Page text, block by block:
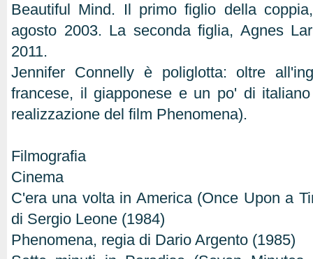
Beautiful Mind. Il primo figlio della
agosto 2003. La seconda figlia, Agnes
2011.
Jennifer Connelly è poliglotta: oltre
francese, il giapponese e un po' di
realizzazione del film Phenomena).
Filmografia
Cinema
C'era una volta in America (Once Upon a
di Sergio Leone (1984)
Phenomena, regia di Dario Argento (1985)